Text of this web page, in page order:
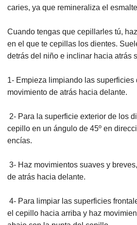
caries, ya que remineraliza el
Cuando tengas que cepillarles tú,
en el que te cepillas los dientes.
detrás del niño e inclinar hacia atrás
1- Empieza limpiando las superficies
movimiento de atrás hacia delante.
2- Para la superficie exterior de los
cepillo en un ángulo de 45º en
encías.
3- Haz movimientos suaves y
de atrás hacia delante.
4- Para limpiar las superficies
el cepillo hacia arriba y haz